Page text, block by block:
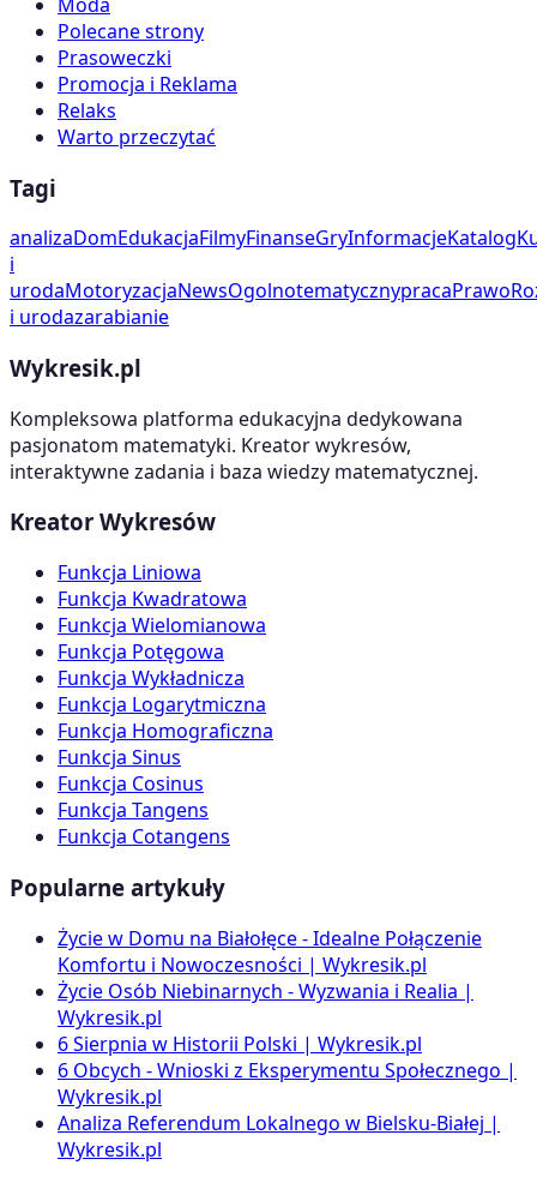
Polecane strony
Prasoweczki
Promocja i Reklama
Relaks
Warto przeczytać
Tagi
analizaDomEdukacjaFilmyFinanseGryInformacjeKatalog
i
urodaMotoryzacjaNewsOgolnotematycznypracaPrawo
i urodazarabianie
Wykresik.pl
Kompleksowa platforma edukacyjna dedykowana
pasjonatom matematyki. Kreator wykresów,
interaktywne zadania i baza wiedzy matematycznej.
Kreator Wykresów
Funkcja Liniowa
Funkcja Kwadratowa
Funkcja Wielomianowa
Funkcja Potęgowa
Funkcja Wykładnicza
Funkcja Logarytmiczna
Funkcja Homograficzna
Funkcja Sinus
Funkcja Cosinus
Funkcja Tangens
Funkcja Cotangens
Popularne artykuły
Życie w Domu na Białołęce - Idealne Połączenie
Komfortu i Nowoczesności | Wykresik.pl
Życie Osób Niebinarnych - Wyzwania i Realia |
Wykresik.pl
6 Sierpnia w Historii Polski | Wykresik.pl
6 Obcych - Wnioski z Eksperymentu Społecznego |
Wykresik.pl
Analiza Referendum Lokalnego w Bielsku-Białej |
Wykresik.pl